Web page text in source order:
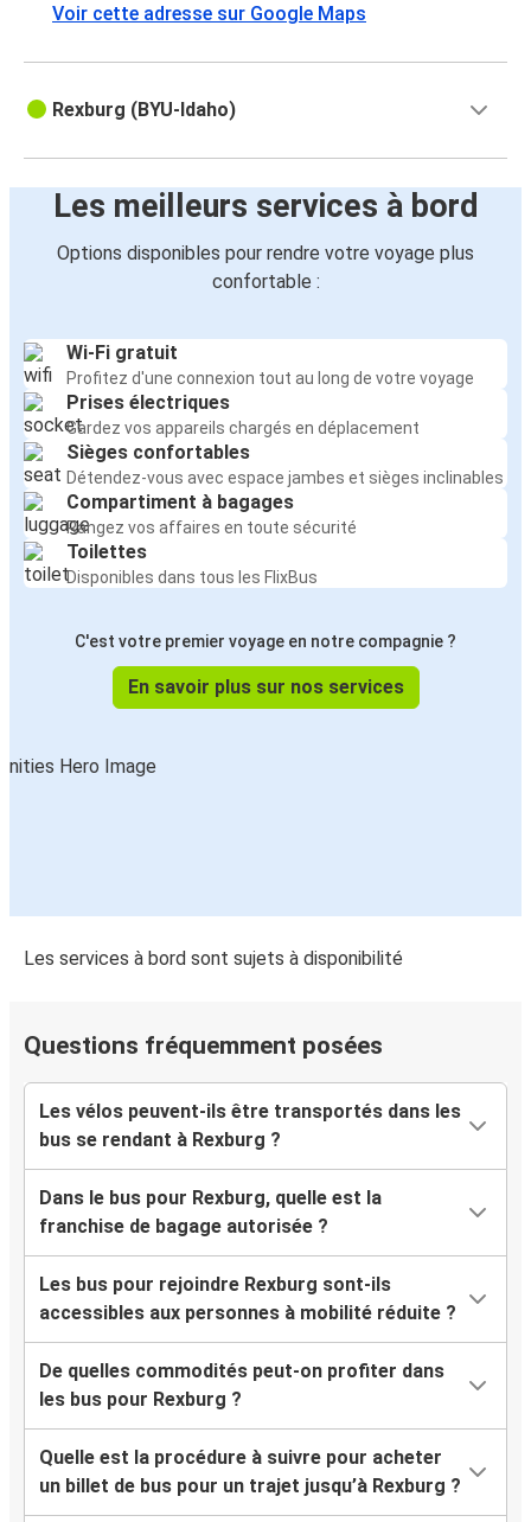
Voir cette adresse sur Google Maps
Rexburg (BYU-Idaho)
Les meilleurs services à bord
Options disponibles pour rendre votre voyage plus
confortable :
Wi-Fi gratuit
Profitez d'une connexion tout au long de votre voyage
Prises électriques
Gardez vos appareils chargés en déplacement
Sièges confortables
Détendez-vous avec espace jambes et sièges inclinables
Compartiment à bagages
Rangez vos affaires en toute sécurité
Toilettes
Disponibles dans tous les FlixBus
C'est votre premier voyage en notre compagnie ?
En savoir plus sur nos services
Les services à bord sont sujets à disponibilité
Questions fréquemment posées
Les vélos peuvent-ils être transportés dans les
bus se rendant à Rexburg ?
Dans le bus pour Rexburg, quelle est la
franchise de bagage autorisée ?
Les bus pour rejoindre Rexburg sont-ils
accessibles aux personnes à mobilité réduite ?
De quelles commodités peut-on profiter dans
les bus pour Rexburg ?
Quelle est la procédure à suivre pour acheter
un billet de bus pour un trajet jusqu’à Rexburg ?